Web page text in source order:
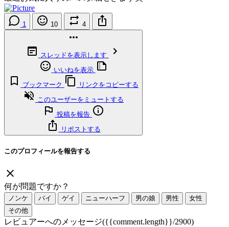
1 10 4
スレッドを表示します
いいねを表示
ブックマーク
リンクをコピーする
このユーザーをミュートする
投稿を報告
リポストする
このプロフィールを報告する
何が問題ですか？
ノンケ バイ ゲイ ニューハーフ 男の娘 男性
女性
その他
レビュアーへのメッセージ({{comment.length}}/2900)